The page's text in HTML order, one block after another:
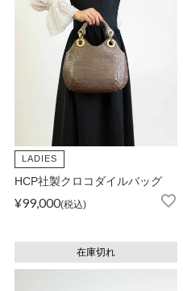
LADIES
HCP社製クロコダイルバッグ
¥99,000 税込
在庫切れ